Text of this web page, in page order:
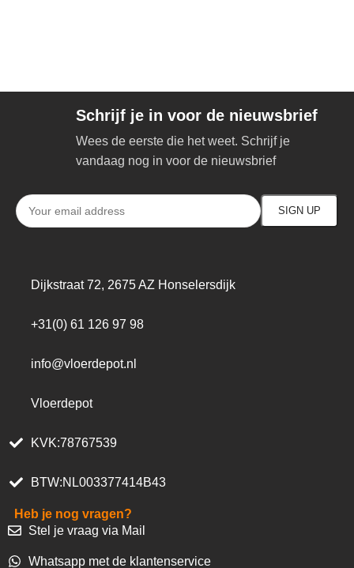
Schrijf je in voor de nieuwsbrief
Wees de eerste die het weet. Schrijf je
vandaag nog in voor de nieuwsbrief
Dijkstraat 72, 2675 AZ Honselersdijk
+31(0) 61 126 97 98
info@vloerdepot.nl
Vloerdepot
KVK:78767539
BTW:NL003377414B43
Heb je nog vragen?
Stel je vraag via Mail
Whatsapp met de klantenservice